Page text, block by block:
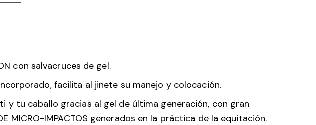
con salvacruces de gel.
facilita al jinete su manejo y colocación.
ti y tu caballo gracias al gel de última generación, con gran
MICRO-IMPACTOS generados en la práctica de la equitación.